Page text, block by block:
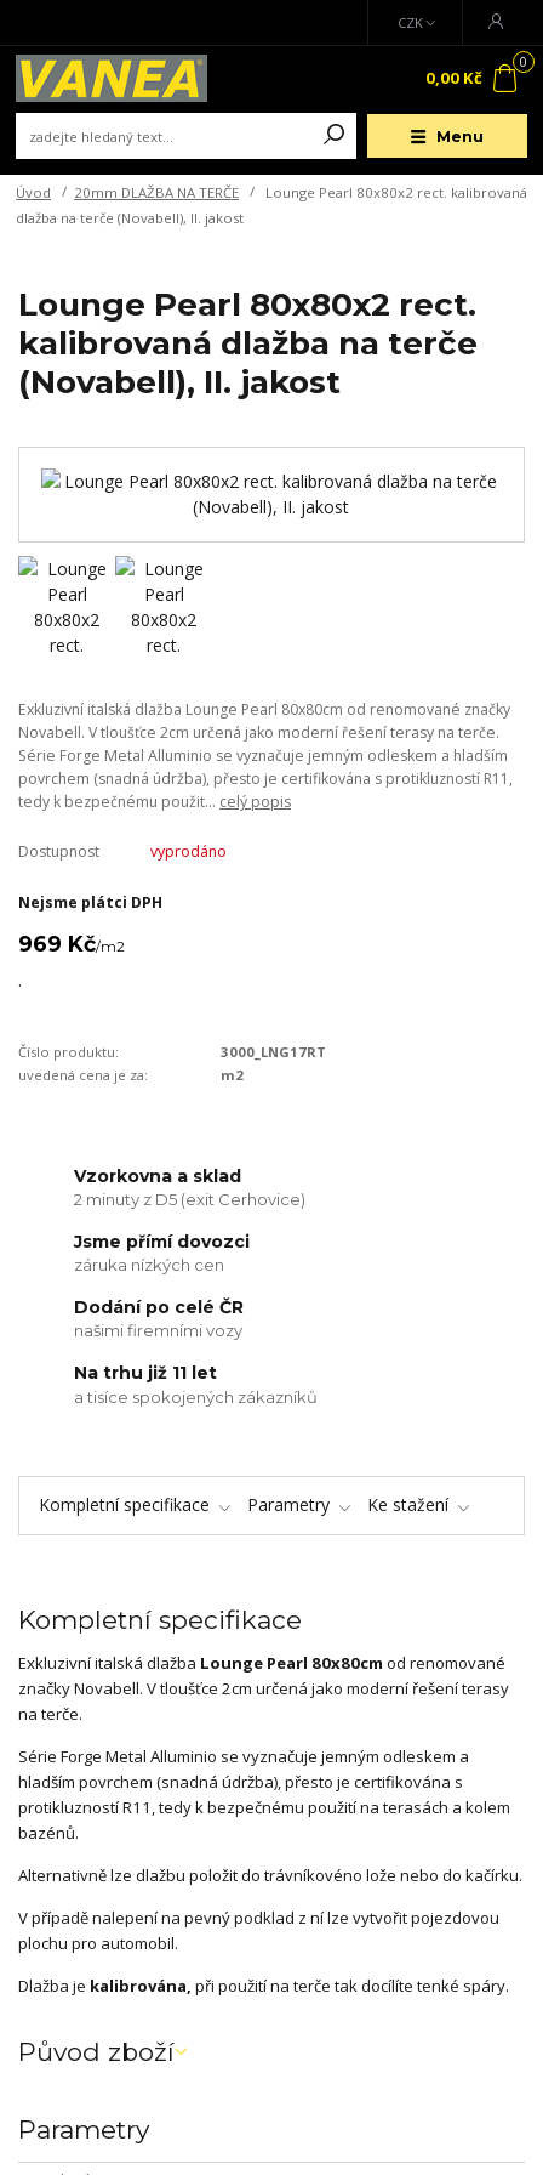
Menu
CZK
0
0,00 Kč
Úvod 20mm DLAŽBA NA TERČE
Lounge Pearl 80x80x2 rect. kalibrovaná
dlažba na terče (Novabell), II. jakost
Lounge Pearl 80x80x2 rect.
kalibrovaná dlažba na terče
(Novabell), II. jakost
Exkluzivní italská dlažba Lounge Pearl 80x80cm od renomované značky
Novabell. V tloušťce 2cm určená jako moderní řešení terasy na terče.
Série Forge Metal Alluminio se vyznačuje jemným odleskem a hladším
povrchem (snadná údržba), přesto je certifikována s protikluzností R11,
tedy k bezpečnému použit... celý popis
Dostupnost vyprodáno
Nejsme plátci DPH
969 Kč/m2
.
Číslo produktu:
3000_LNG17RT
uvedená cena je za:
m2
Vzorkovna a sklad
2 minuty z D5 (exit Cerhovice)
Jsme přímí dovozci
záruka nízkých cen
Dodání po celé ČR
našimi firemními vozy
Na trhu již 11 let
a tisíce spokojených zákazníků
Kompletní specifikace Parametry Ke stažení
Kompletní specifikace
Exkluzivní italská dlažba Lounge Pearl 80x80cm od renomované
značky Novabell. V tloušťce 2cm určená jako moderní řešení terasy
na terče.
Série Forge Metal Alluminio se vyznačuje jemným odleskem a
hladším povrchem (snadná údržba), přesto je certifikována s
protikluzností R11, tedy k bezpečnému použití na terasách a kolem
bazénů.
Alternativně lze dlažbu položit do trávníkovéno lože nebo do kačírku.
V případě nalepení na pevný podklad z ní lze vytvořit pojezdovou
plochu pro automobil.
Dlažba je kalibrována, při použití na terče tak docílíte tenké spáry.
Původ zboží
Parametry